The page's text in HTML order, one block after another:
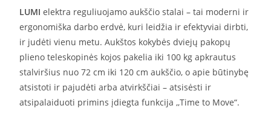
LUMI elektra reguliuojamo aukščio stalai – tai moderni ir
ergonomiška darbo erdvė, kuri leidžia ir efektyviai dirbti,
ir judėti vienu metu. Aukštos kokybės dviejų pakopų
plieno teleskopinės kojos pakelia iki 100 kg apkrautus
stalviršius nuo 72 cm iki 120 cm aukščio, o apie būtinybę
atsistoti ir pajudėti arba atvirkščiai – atsisėsti ir
atsipalaiduoti primins įdiegta funkcija ,,Time to Move“.